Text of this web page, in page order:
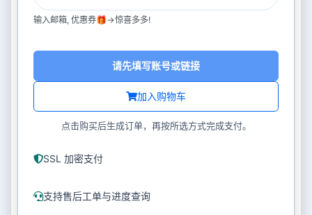
输入邮箱, 优惠券🎁->惊喜多多!
加入购物车
请先填写账号或链接
点击购买后生成订单，再按所选方式完成支付。
SSL 加密支付
支持售后工单与进度查询